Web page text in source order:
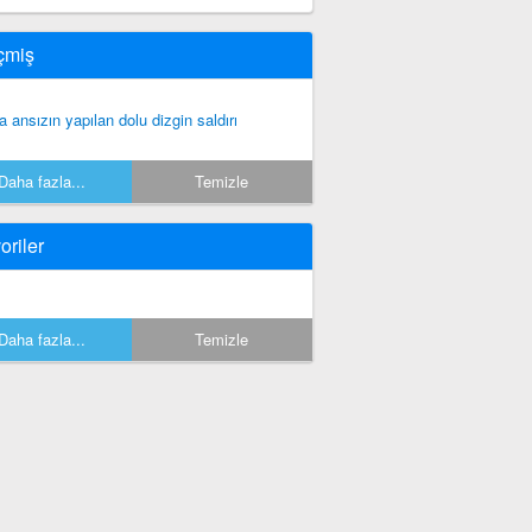
ansızın yapılan dolu dizgin saldırı
Daha fazla... Temizle
Daha fazla... Temizle